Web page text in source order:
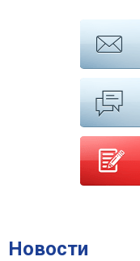
Новости